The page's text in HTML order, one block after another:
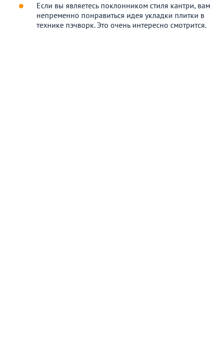
Если вы являетесь поклонником стиля кантри, вам
непременно понравиться идея укладки плитки в
технике пэчворк. Это очень интересно смотрится.